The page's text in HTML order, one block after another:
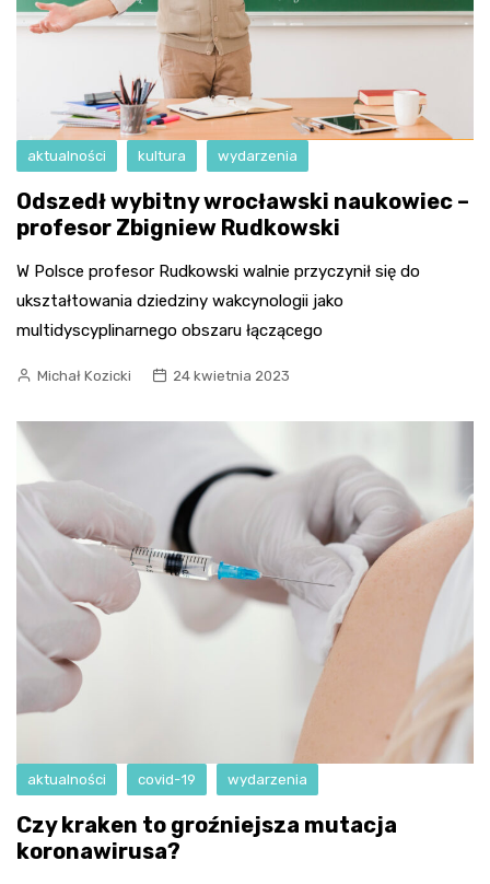
aktualności kultura wydarzenia
Odszedł wybitny wrocławski naukowiec –
profesor Zbigniew Rudkowski
W Polsce profesor Rudkowski walnie przyczynił się do
ukształtowania dziedziny wakcynologii jako
multidyscyplinarnego obszaru łączącego
Michał Kozicki 24 kwietnia 2023
aktualności covid-19 wydarzenia
Czy kraken to groźniejsza mutacja
koronawirusa?